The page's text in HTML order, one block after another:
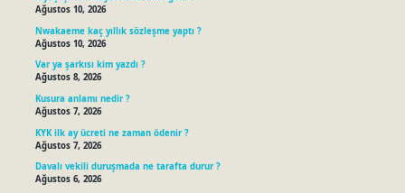
Ağustos 10, 2026
Nwakaeme kaç yıllık sözleşme yaptı ?
Ağustos 10, 2026
Var ya şarkısı kim yazdı ?
Ağustos 8, 2026
Kusura anlamı nedir ?
Ağustos 7, 2026
KYK ilk ay ücreti ne zaman ödenir ?
Ağustos 7, 2026
Davalı vekili duruşmada ne tarafta durur ?
Ağustos 6, 2026